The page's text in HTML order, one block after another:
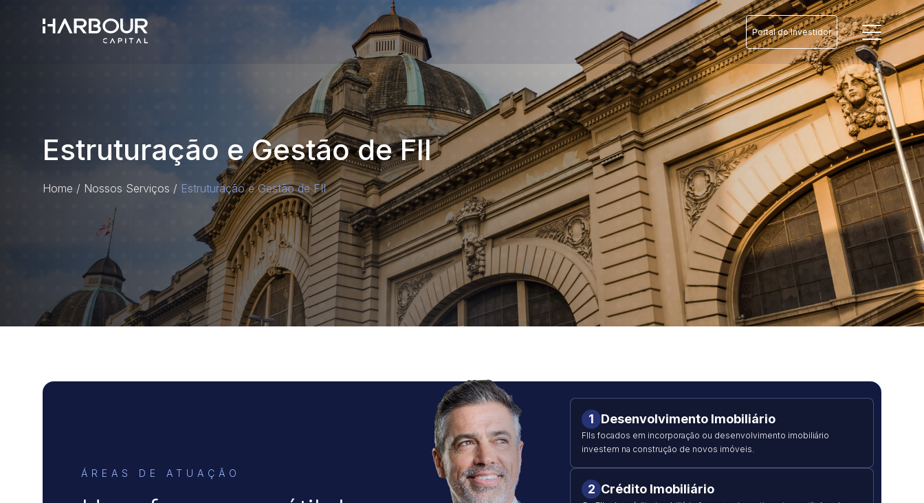
Portal do Investidor
Estruturação e Gestão de FII
Home / Nossos Serviços / Estruturação e Gestão de FII
ÁREAS DE ATUAÇÃO
1 Desenvolvimento Imobiliário
FIIs focados em incorporação ou desenvolvimento imobiliário
investem na construção de novos imóveis.
2 Crédito Imobiliário